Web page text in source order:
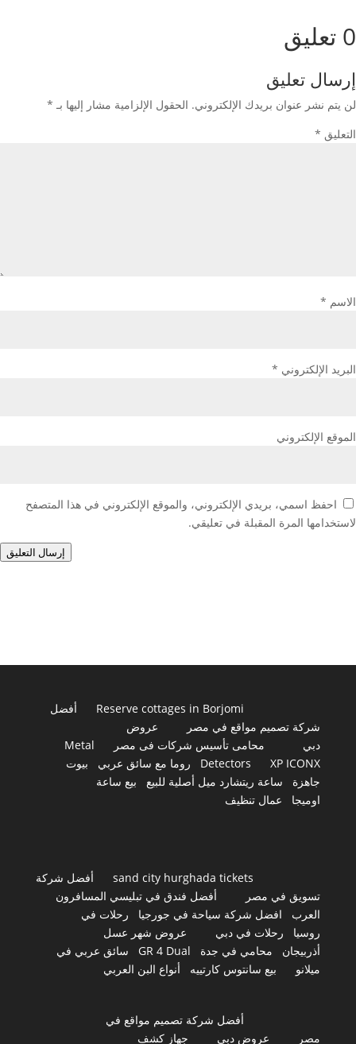
0 تعليق
إرسال تعليق
لن يتم نشر عنوان بريدك الإلكتروني. الحقول الإلزامية مشار إليها بـ *
التعليق *
الاسم *
البريد الإلكتروني *
الموقع الإلكتروني
احفظ اسمي، بريدي الإلكتروني، والموقع الإلكتروني في هذا المتصفح
لاستخدامها المرة المقبلة في تعليقي.
إرسال التعليق
Reserve cottages in Borjomi
أفضل
شركة تصميم مواقع في مصر
عروض
دبي
محامى تأسيس شركات فى مصر
Metal
Detectors
XP ICONX روما مع سائق عربي
بيوت
جاهزة
ساعة ريتشارد ميل أصلية للبيع
بيع ساعة
اوميجا
عمال تنظيف
sand city hurghada tickets
أفضل شركة
تسويق في مصر
أفضل فندق في تبليسي المسافرون
العرب
افضل شركة سياحة في جورجيا
رحلات في
روسيا
رحلات في دبي
عروض شهر عسل
أذربيجان
محامي في جدة GR 4 Dual
سائق عربي في
ميلانو
بيع سانتوس كارتييه أنواع البن العربي
أفضل شركة تصميم مواقع في
مصر
عروض دبي جهاز كشف